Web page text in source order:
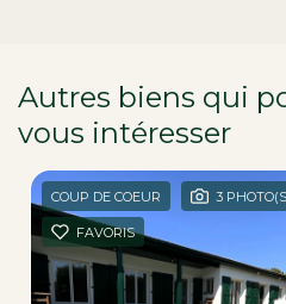
Autres biens qui
vous intéresser
COUP DE COEUR 3
FAVORIS